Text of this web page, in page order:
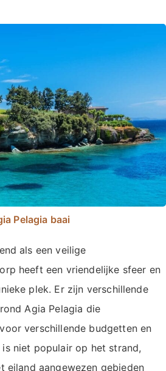
Pelagia baai
als een veilige
heeft een vriendelijke sfeer en
plek. Er zijn verschillende
Agia Pelagia die
verschillende budgetten en
niet populair op het strand,
eiland aangewezen gebieden